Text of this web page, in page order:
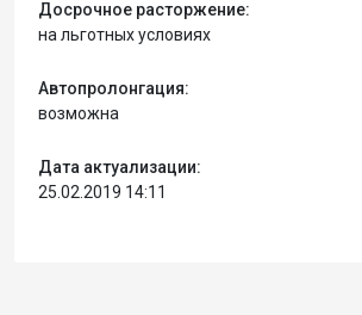
Досрочное расторжение:
на льготных условиях
Автопролонгация:
возможна
Дата актуализации:
25.02.2019 14:11